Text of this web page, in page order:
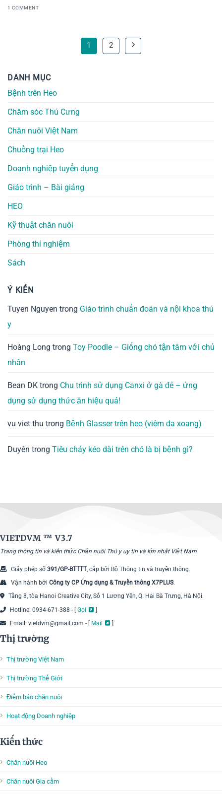
1 COMMENT
1 2
DANH MỤC
Bệnh trên Heo
Chăm sóc Thú Cưng
Chăn nuôi Việt Nam
Chuồng trại Heo
Doanh nghiệp tuyển dụng
Giáo trình – Bài giảng
HEO
Kỹ thuật chăn nuôi
Phòng thí nghiệm
Sách
Ý KIẾN
Tuyen Nguyen trong Giáo trình chuẩn đoán và nội khoa thú
y
Hoàng Long trong Toy Poodle – Giống chó tận tâm với chủ
nhân
Bean DK trong Chu trình sử dụng Canxi ở gà đẻ – ứng
dụng sử dụng thức ăn hiệu quả!
vu viet thu trong Bệnh Glasser trên heo (viêm đa xoang)
Duyên trong Tiêu chảy kéo dài trên chó là bị bệnh gì?
VIETDVM ™V3.7
Trang thông tin và kiến thức Chăn nuôi Thú y uy tín và lớn nhất Việt Nam
Giấy phép số 391/GP-BTTTT, cấp bởi Bộ Thông tin và truyền thông.
Vận hành bởi Công ty CP Ứng dụng & Truyền thông X7PLUS.
Tầng 8, tòa Hanoi Creative City, Số 1 Lương Yên, Q. Hai Bà Trưng, Hà Nội.
Hotline: 0934-671-388 - [ Gọi
]
Email: vietdvm@gmail.com - [ Mail ]
Thị trường
Thị trường Việt Nam
Thị trường Thế Giới
Điểm báo chăn nuôi
Hoạt động Doanh nghiệp
Kiến thức
Chăn nuôi Heo
Chăn nuôi Gia cầm